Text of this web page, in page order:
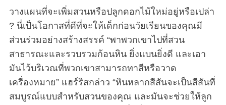
วางแผนที่จะเพิ่มสวนหรือปลูกดอกไม้ใหม่อยู่หรือเปล่า
? นี่เป็นโอกาสที่ดีที่จะให้เด็กก่อนวัยเรียนของคุณมี
ส่วนร่วมอย่างสร้างสรรค์ “พาพวกเขาไปที่สวน
สาธารณะและรวบรวมก้อนหิน ยิ่งแบนยิ่งดี และเอา
มันไว้บริเวณที่พวกเขาสามารถทาสีหรือวาด
เครื่องหมาย” แฮร์ริสกล่าว “หินหลากสีสันจะเป็นสีสันที่
สมบูรณ์แบบสำหรับสวนของคุณ และมันจะช่วยให้ลูก